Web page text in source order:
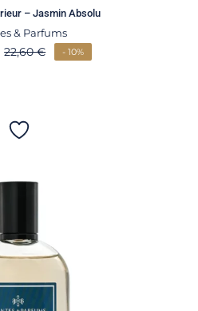
– Jasmin Absolu
& Parfums
22,60€ - 10%